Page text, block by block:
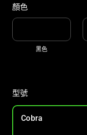
顏色
黑色
型號
Cobra